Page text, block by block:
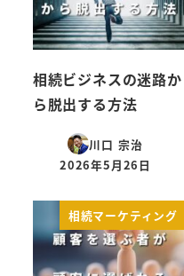
相続ビジネスの迷路か
ら脱出する方法
川口 宗治
投稿日
2026年5月26日
相続マーケティング